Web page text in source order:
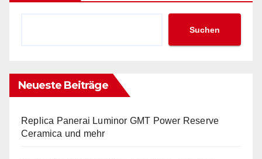
Suchen
Neueste Beiträge
Replica Panerai Luminor GMT Power Reserve
Ceramica und mehr